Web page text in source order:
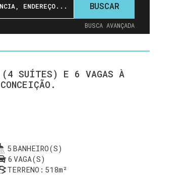
BUSCAR
BUSCA AVANÇADA
(4 SUÍTES) E 6 VAGAS À
5 BANHEIRO(S)
6 VAGA(S)
TERRENO: 518m²